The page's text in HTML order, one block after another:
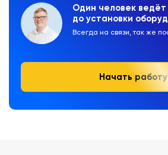
Один человек ведёт
до установки
Всегда на связи, так же
Начать работу